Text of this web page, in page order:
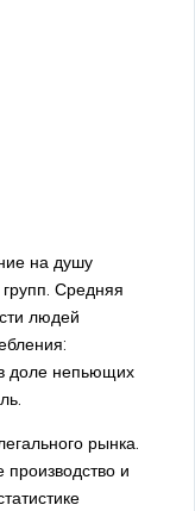
на душу
Средняя
людей
доле непьющих
рынка.
и